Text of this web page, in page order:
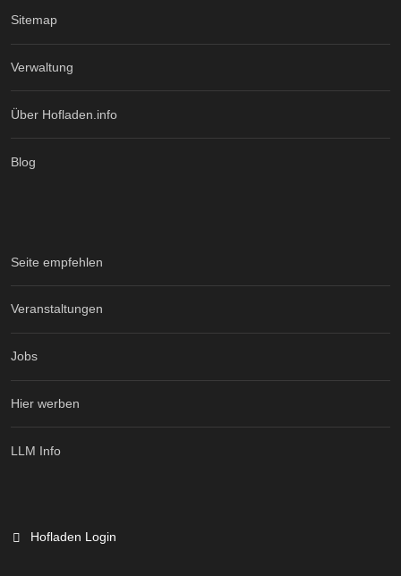
Sitemap
Verwaltung
Über Hofladen.info
Blog
Seite empfehlen
Veranstaltungen
Jobs
Hier werben
LLM Info
Hofladen Login